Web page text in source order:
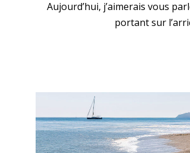
12-Aujourd’hui, j’aimerais vous
portant sur